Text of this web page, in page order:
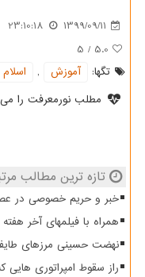
1399/09/11
23:10:18
5.0
/
5
تگها:
آموزش , اسلام
مطلب نورمعرفت را
تازه ترین مطالب
خبر و حریم خصوصی در
همراه با فیلمهای آخر
نهضت حسینی مرزهای
راز سقوط امپراتوری